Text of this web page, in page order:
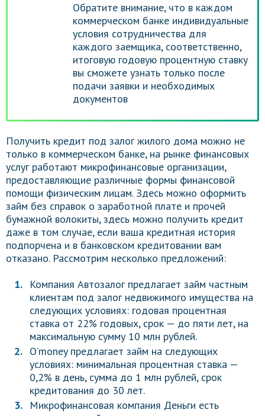
Обратите внимание, что в каждом
коммерческом банке индивидуальные
условия сотрудничества для
каждого заемщика, соответственно,
итоговую годовую процентную ставку
вы сможете узнать только после
подачи заявки и необходимых
документов
Получить кредит под залог жилого дома можно не
только в коммерческом банке, на рынке финансовых
услуг работают микрофинансовые организации,
предоставляющие различные формы финансовой
помощи физическим лицам. Здесь можно оформить
займ без справок о заработной плате и прочей
бумажной волокиты, здесь можно получить кредит
даже в том случае, если ваша кредитная история
подпорчена и в банковском кредитовании вам
отказано. Рассмотрим несколько предложений:
Компания Автозалог предлагает займ частным
клиентам под залог недвижимого имущества на
следующих условиях: годовая процентная
ставка от 22% годовых, срок — до пяти лет, на
максимальную сумму 10 млн рублей.
О’money предлагает займ на следующих
условиях: минимальная процентная ставка —
0,2% в день, сумма до 1 млн рублей, срок
кредитования до 30 лет.
Микрофинансовая компания Деньги есть